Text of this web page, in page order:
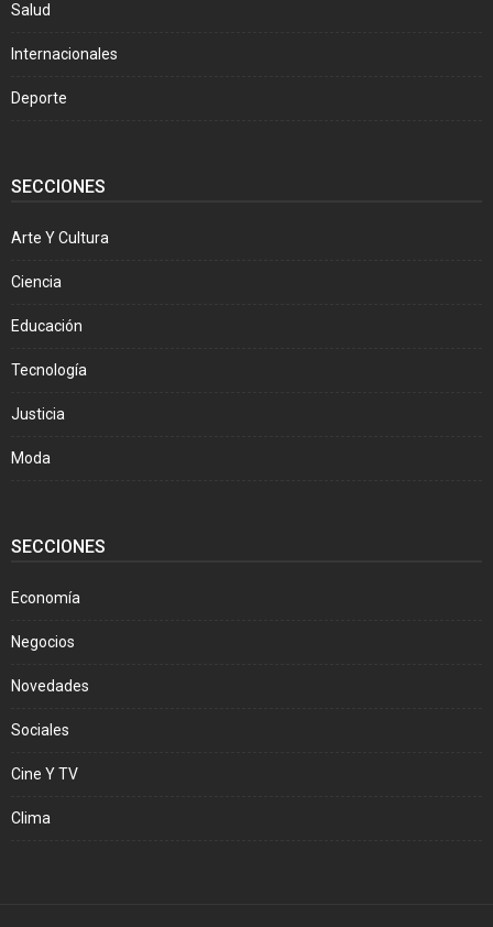
Salud
Internacionales
Deporte
SECCIONES
Arte Y Cultura
Ciencia
Educación
Tecnología
Justicia
Moda
SECCIONES
Economía
Negocios
Novedades
Sociales
Cine Y TV
Clima